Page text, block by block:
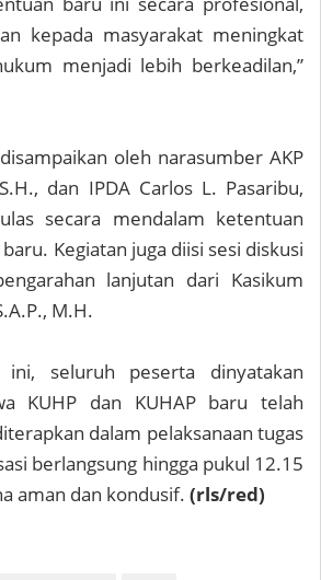
kepada masyarakat meningkat
menjadi lebih berkeadilan,”
oleh narasumber AKP
dan IPDA Carlos L. Pasaribu,
secara mendalam ketentuan
baru. Kegiatan juga diisi sesi diskusi
lanjutan dari Kasikum
M.H.
ini, seluruh peserta dinyatakan
KUHP dan KUHAP baru telah
dalam pelaksanaan tugas
berlangsung hingga pukul 12.15
aman dan kondusif. (rls/red)